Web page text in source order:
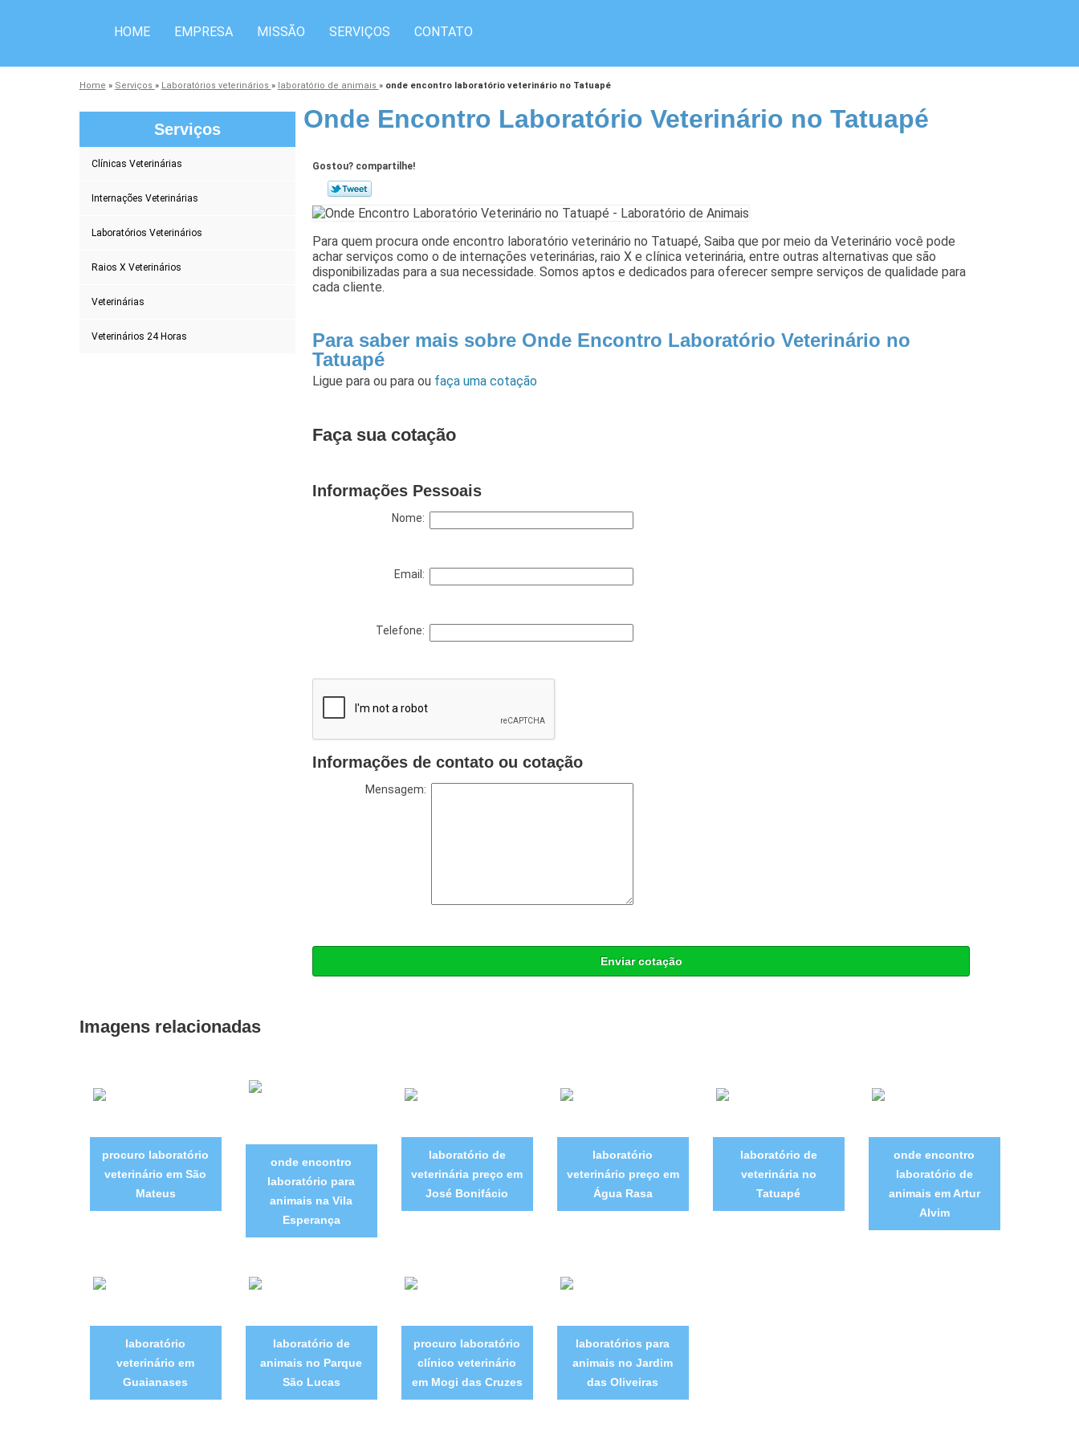
HOME EMPRESA MISSÃO SERVIÇOS CONTATO
Home » Serviços » Laboratórios veterinários » laboratório de animais » onde encontro laboratório veterinário no Tatuapé
Serviços
Clínicas Veterinárias
Internações Veterinárias
Laboratórios Veterinários
Raios X Veterinários
Veterinárias
Veterinários 24 Horas
Onde Encontro Laboratório Veterinário no Tatuapé
Gostou? compartilhe!
Para quem procura onde encontro laboratório veterinário no Tatuapé, Saiba que por meio da Veterinário você pode
achar serviços como o de internações veterinárias, raio X e clínica veterinária, entre outras alternativas que são
disponibilizadas para a sua necessidade. Somos aptos e dedicados para oferecer sempre serviços de qualidade para
cada cliente.
Para saber mais sobre Onde Encontro Laboratório Veterinário no
Tatuapé
Ligue paraou paraou faça uma cotação
Faça sua cotação
Informações Pessoais
Nome:
Email:
Telefone:
Informações de contato ou cotação
Mensagem:
Enviar cotação
Imagens relacionadas
procuro laboratório
veterinário em São
Mateus
onde encontro
laboratório para
animais na Vila
Esperança
laboratório de
veterinária preço em
José Bonifácio
laboratório
veterinário preço em
Água Rasa
laboratório de
veterinária no
Tatuapé
onde encontro
laboratório de
animais em Artur
Alvim
laboratório
veterinário em
Guaianases
laboratório de
animais no Parque
São Lucas
procuro laboratório
clínico veterinário
em Mogi das Cruzes
laboratórios para
animais no Jardim
das Oliveiras